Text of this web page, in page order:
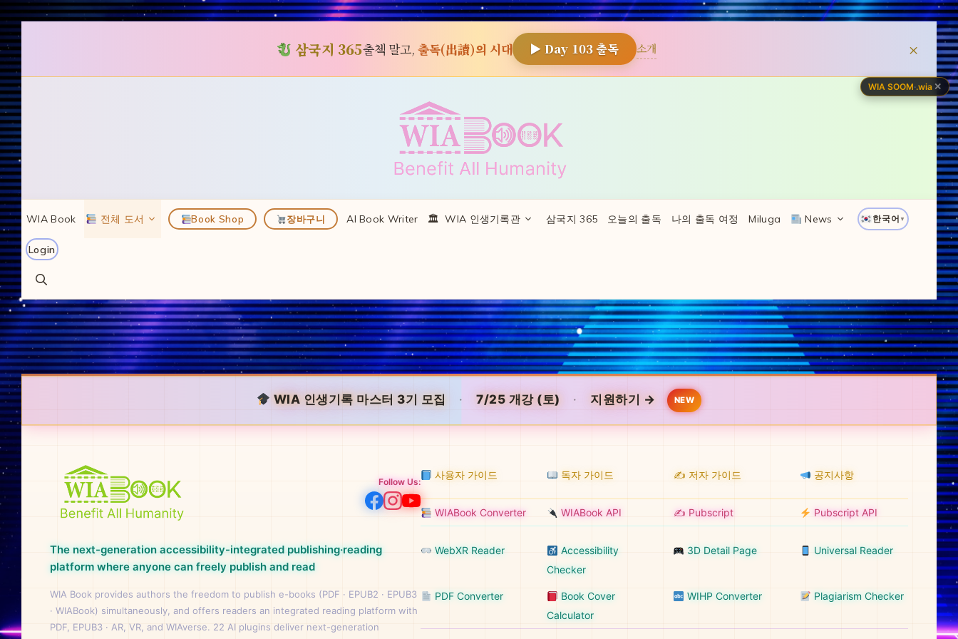
삼국지 365출첵 말고, 출독(出讀)의 시대 ▶ Day 103출독 소개 ×
컨
텐
츠
로
건
너
뛰
기WIA Book 전체 도서 Book Shop 장바구니 AI Book Writer 🏛 ️ WIA 인생기록관 삼국지 365 오늘의 출독 나의 출독 여정 Miluga News 한국어 ▼
Login
WIA 인생기록 마스터 3기 모집 · 7/25 개강 (토) · 지원하기 → NEW
Follow Us:
The next-generation accessibility-integrated publishing·reading
platform where anyone can freely publish and read
WIA Book provides authors the freedom to publish e-books (PDF · EPUB2 · EPUB3
· WIABook) simultaneously, and offers readers an integrated reading platform with
PDF, EPUB3 · AR, VR, and WIAverse. 22 AI plugins deliver next-generation
사용자 가이드 독자 가이드 ✍️ 저자 가이드 공지사항
WIABook Converter WIABook API ✍️ Pubscript Pubscript API
WebXR Reader
Accessibility
Checker
3D Detail Page Universal Reader
PDF Converter
Book Cover
Calculator
WIHP Converter Plagiarism Checker
WIA SOOM·.wia ✕